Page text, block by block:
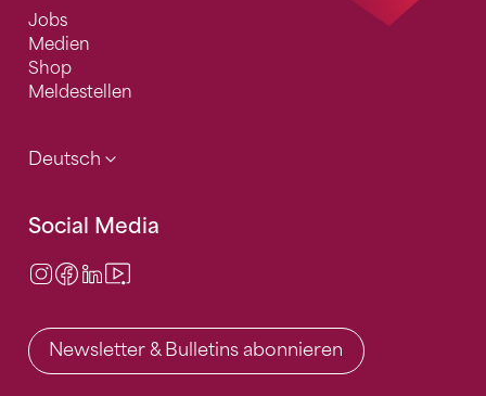
Jobs
Medien
Shop
Meldestellen
Deutsch
Social Media
Instagram
Facebook
LinkedIn
Newsletter & Bulletins abonnieren